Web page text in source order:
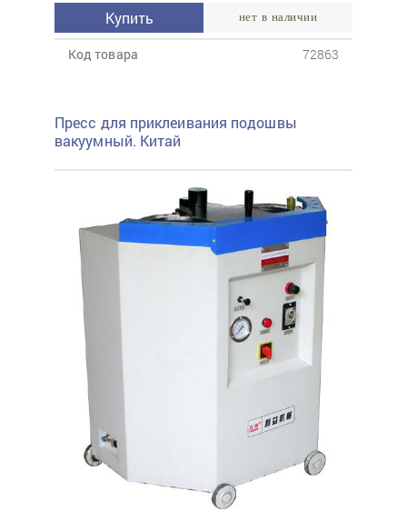
Купить нет в наличии
Код товара 72863
Пресс для приклеивания подошвы
вакуумный. Китай